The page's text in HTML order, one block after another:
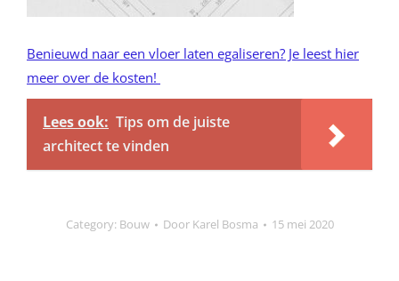
Benieuwd naar een vloer laten egaliseren? Je leest hier
meer over de kosten!
Lees ook: Tips om de juiste
architect te vinden
Category: Bouw Door Karel Bosma 15 mei 2020